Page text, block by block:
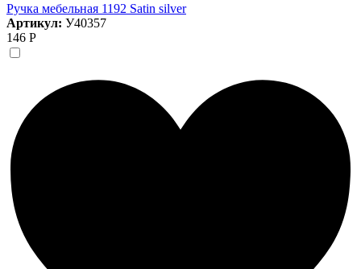
Ручка мебельная 1192 Satin silver
Артикул: У40357
146 Р